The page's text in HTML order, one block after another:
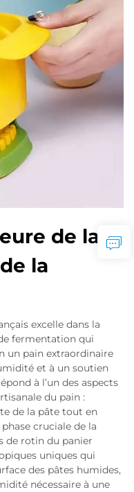
de la
la
excelle dans la
fermentation qui
un pain extraordinaire
et à un soutien
à l’un des aspects
du pain :
de la pâte tout en
cruciale de la
de rotin du panier
uniques qui
des pâtes humides,
nécessaire à une